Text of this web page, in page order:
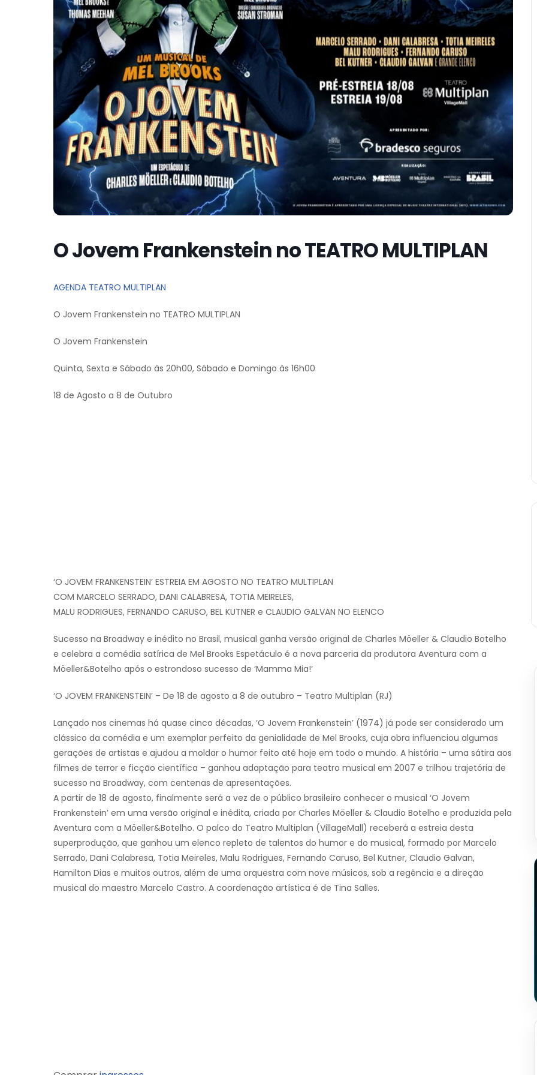
O Jovem Frankenstein no TEATRO MULTIPLAN
AGENDA TEATRO MULTIPLAN
O Jovem Frankenstein no TEATRO MULTIPLAN
O Jovem Frankenstein
Quinta, Sexta e Sábado às 20h00, Sábado e Domingo às 16h00
18 de Agosto a 8 de Outubro
‘O JOVEM FRANKENSTEIN’ ESTREIA EM AGOSTO NO TEATRO MULTIPLAN
COM MARCELO SERRADO, DANI CALABRESA, TOTIA MEIRELES,
MALU RODRIGUES, FERNANDO CARUSO, BEL KUTNER e CLAUDIO GALVAN NO ELENCO
Sucesso na Broadway e inédito no Brasil, musical ganha versão original de Charles Möeller & Claudio Botelho
e celebra a comédia satírica de Mel Brooks Espetáculo é a nova parceria da produtora Aventura com a
Möeller&Botelho após o estrondoso sucesso de ‘Mamma Mia!’
‘O JOVEM FRANKENSTEIN’ – De 18 de agosto a 8 de outubro – Teatro Multiplan (RJ)
Lançado nos cinemas há quase cinco décadas, ‘O Jovem Frankenstein’ (1974) já pode ser considerado um
clássico da comédia e um exemplar perfeito da genialidade de Mel Brooks, cuja obra influenciou algumas
gerações de artistas e ajudou a moldar o humor feito até hoje em todo o mundo. A história – uma sátira aos
filmes de terror e ficção científica – ganhou adaptação para teatro musical em 2007 e trilhou trajetória de
sucesso na Broadway, com centenas de apresentações.
A partir de 18 de agosto, finalmente será a vez de o público brasileiro conhecer o musical ‘O Jovem
Frankenstein’ em uma versão original e inédita, criada por Charles Möeller & Claudio Botelho e produzida pela
Aventura com a Möeller&Botelho. O palco do Teatro Multiplan (VillageMall) receberá a estreia desta
superprodução, que ganhou um elenco repleto de talentos do humor e do musical, formado por Marcelo
Serrado, Dani Calabresa, Totia Meireles, Malu Rodrigues, Fernando Caruso, Bel Kutner, Claudio Galvan,
Hamilton Dias e muitos outros, além de uma orquestra com nove músicos, sob a regência e a direção
musical do maestro Marcelo Castro. A coordenação artística é de Tina Salles.